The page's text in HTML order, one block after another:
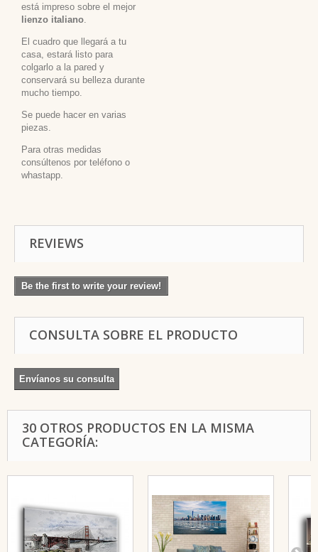
está impreso sobre el mejor
lienzo italiano
El cuadro que llegará a tu
casa, estará listo para
colgarlo a la pared y
conservará su belleza durante
mucho tiempo.
Se puede hacer en varias
piezas.
Para otras medidas
consúltenos por teléfono o
whastapp.
REVIEWS
Be the first to write your review!
CONSULTA SOBRE EL PRODUCTO
Envíanos su consulta
30 OTROS PRODUCTOS EN LA MISMA
CATEGORÍA: